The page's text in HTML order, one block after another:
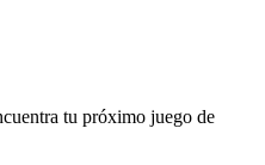
tu próximo juego de